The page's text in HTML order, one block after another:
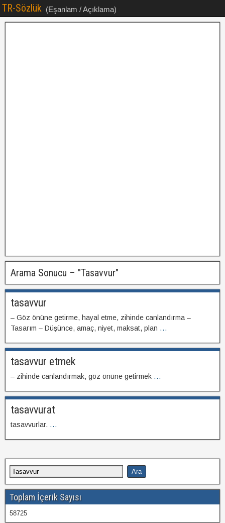
TR-Sözlük (Eşanlam / Açıklama)
Arama Sonucu – "Tasavvur"
tasavvur
– Göz önüne getirme, hayal etme, zihinde canlandırma –
Tasarım – Düşünce, amaç, niyet, maksat, plan ...
tasavvur etmek
– zihinde canlandırmak, göz önüne getirmek ...
tasavvurat
tasavvurlar. ...
Toplam İçerik Sayısı
58725